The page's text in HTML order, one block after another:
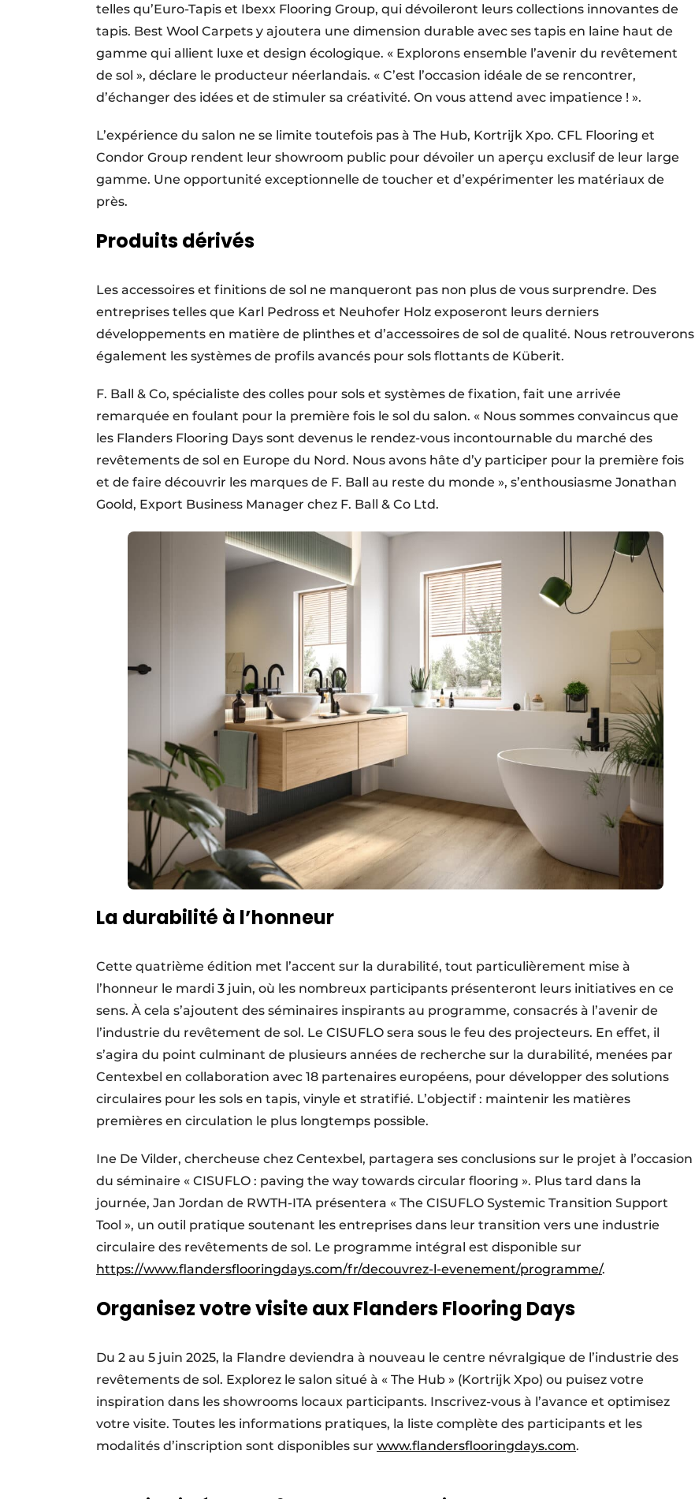
telles qu’Euro-Tapis et Ibexx Flooring Group, qui dévoileront leurs collections innovantes de
tapis. Best Wool Carpets y ajoutera une dimension durable avec ses tapis en laine haut de
gamme qui allient luxe et design écologique. « Explorons ensemble l’avenir du revêtement
de sol », déclare le producteur néerlandais. « C’est l’occasion idéale de se rencontrer,
d’échanger des idées et de stimuler sa créativité. On vous attend avec impatience ! ».
L’expérience du salon ne se limite toutefois pas à The Hub, Kortrijk Xpo. CFL Flooring et
Condor Group rendent leur showroom public pour dévoiler un aperçu exclusif de leur large
gamme. Une opportunité exceptionnelle de toucher et d’expérimenter les matériaux de
près.
Produits dérivés
Les accessoires et finitions de sol ne manqueront pas non plus de vous surprendre. Des
entreprises telles que Karl Pedross et Neuhofer Holz exposeront leurs derniers
développements en matière de plinthes et d’accessoires de sol de qualité. Nous retrouverons
également les systèmes de profils avancés pour sols flottants de Küberit.
F. Ball & Co, spécialiste des colles pour sols et systèmes de fixation, fait une arrivée
remarquée en foulant pour la première fois le sol du salon. « Nous sommes convaincus que
les Flanders Flooring Days sont devenus le rendez-vous incontournable du marché des
revêtements de sol en Europe du Nord. Nous avons hâte d’y participer pour la première fois
et de faire découvrir les marques de F. Ball au reste du monde », s’enthousiasme Jonathan
Goold, Export Business Manager chez F. Ball & Co Ltd.
La durabilité à l’honneur
Cette quatrième édition met l’accent sur la durabilité, tout particulièrement mise à
l’honneur le mardi 3 juin, où les nombreux participants présenteront leurs initiatives en ce
sens. À cela s’ajoutent des séminaires inspirants au programme, consacrés à l’avenir de
l’industrie du revêtement de sol. Le CISUFLO sera sous le feu des projecteurs. En effet, il
s’agira du point culminant de plusieurs années de recherche sur la durabilité, menées par
Centexbel en collaboration avec 18 partenaires européens, pour développer des solutions
circulaires pour les sols en tapis, vinyle et stratifié. L’objectif : maintenir les matières
premières en circulation le plus longtemps possible.
Ine De Vilder, chercheuse chez Centexbel, partagera ses conclusions sur le projet à l’occasion
du séminaire « CISUFLO : paving the way towards circular flooring ». Plus tard dans la
journée, Jan Jordan de RWTH-ITA présentera « The CISUFLO Systemic Transition Support
Tool », un outil pratique soutenant les entreprises dans leur transition vers une industrie
circulaire des revêtements de sol. Le programme intégral est disponible sur
https://www.flandersflooringdays.com/fr/decouvrez-l-evenement/programme/.
Organisez votre visite aux Flanders Flooring Days
Du 2 au 5 juin 2025, la Flandre deviendra à nouveau le centre névralgique de l’industrie des
revêtements de sol. Explorez le salon situé à « The Hub » (Kortrijk Xpo) ou puisez votre
inspiration dans les showrooms locaux participants. Inscrivez-vous à l’avance et optimisez
votre visite. Toutes les informations pratiques, la liste complète des participants et les
modalités d’inscription sont disponibles sur www.flandersflooringdays.com.